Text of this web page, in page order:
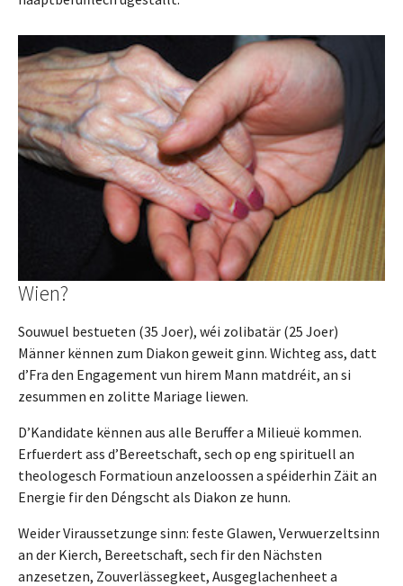
Wien?
Souwuel bestueten (35 Joer), wéi zolibatär (25 Joer)
Männer kënnen zum Diakon geweit ginn. Wichteg ass, datt
d’Fra den Engagement vun hirem Mann matdréit, an si
zesummen en zolitte Mariage liewen.
D’Kandidate kënnen aus alle Beruffer a Milieuë kommen.
Erfuerdert ass d’Bereetschaft, sech op eng spirituell an
theologesch Formatioun anzeloossen a spéiderhin Zäit an
Energie fir den Déngscht als Diakon ze hunn.
Weider Viraussetzunge sinn: feste Glawen, Verwuerzeltsinn
an der Kierch, Bereetschaft, sech fir den Nächsten
anzesetzen, Zouverlässegkeet, Ausgeglachenheet a